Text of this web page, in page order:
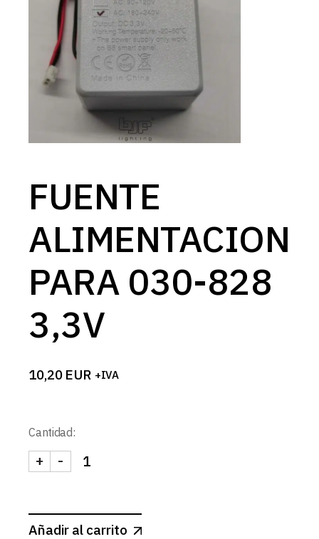
FUENTE
ALIMENTACION
PARA 030-828
3,3V
10,20 EUR +IVA
Cantidad:
FUENTE ALIMENTACION PARA 030-828 3,3V
-
+
Añadir al carrito